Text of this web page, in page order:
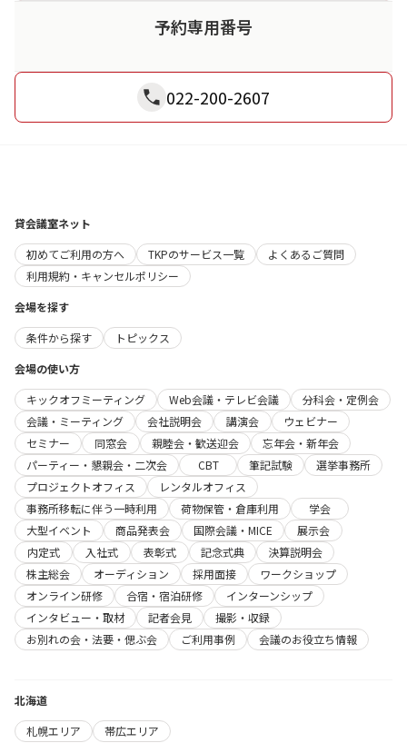
予約専用番号
022-200-2607
貸会議室ネット
初めてご利用の方へ
TKPのサービス一覧
よくあるご質問
利用規約・キャンセルポリシー
会場を探す
条件から探す
トピックス
会場の使い方
キックオフミーティング
Web会議・テレビ会議
分科会・定例会
会議・ミーティング
会社説明会 講演会
ウェビナー
セミナー
同窓会 親睦会・歓送迎会
忘年会・新年会
パーティー・懇親会・二次会
CBT 筆記試験
選挙事務所
プロジェクトオフィス
レンタルオフィス
事務所移転に伴う一時利用
荷物保管・倉庫利用
学会
大型イベント
商品発表会 国際会議・MICE
展示会
内定式
入社式 表彰式 記念式典
決算説明会
株主総会
オーディション 採用面接
ワークショップ
オンライン研修
合宿・宿泊研修
インターンシップ
インタビュー・取材
記者会見
撮影・収録
お別れの会・法要・偲ぶ会
ご利用事例 会議のお役立ち情報
北海道
札幌エリア
帯広エリア